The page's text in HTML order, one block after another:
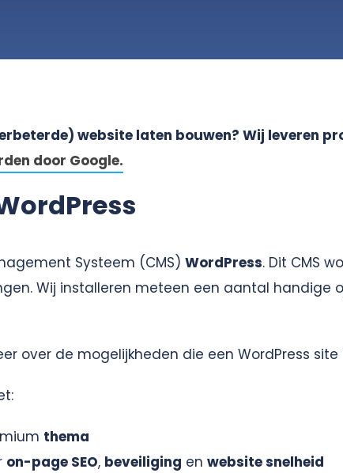
website laten bouwen? Wij leveren
door Google.
Systeem (CMS) WordPress. Dit CMS
Wij installeren meteen een aantal handige
over de mogelijkheden die een WordPress
thema
on-page SEO, beveiliging en website snelheid